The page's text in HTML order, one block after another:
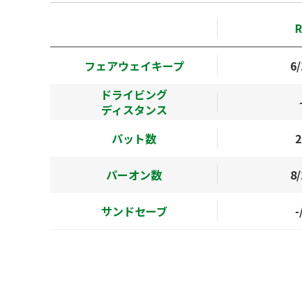
フェアウェイキープ
ドライビング
ディスタンス
-
パット数
パーオン数
サンドセーブ